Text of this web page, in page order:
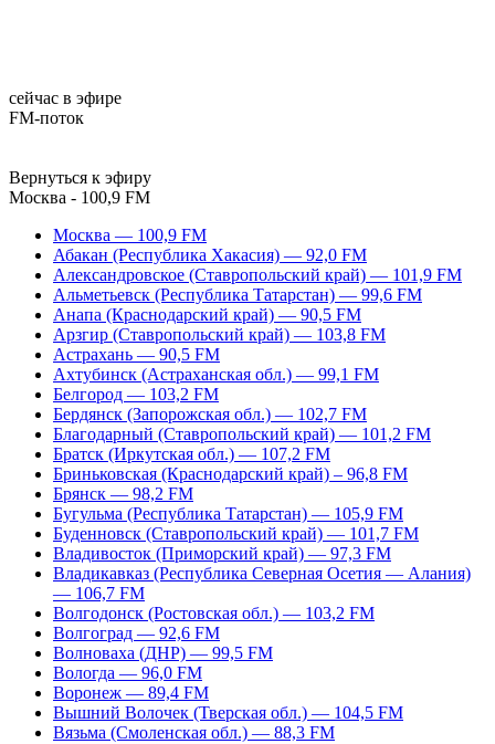
сейчас в эфире
FM-поток
Вернуться к эфиру
Москва - 100,9 FM
Москва — 100,9 FM
Абакан (Республика Хакасия) — 92,0 FM
Александровское (Ставропольский край) — 101,9 FM
Альметьевск (Республика Татарстан) — 99,6 FM
Анапа (Краснодарский край) — 90,5 FM
Арзгир (Ставропольский край) — 103,8 FM
Астрахань — 90,5 FM
Ахтубинск (Астраханская обл.) — 99,1 FM
Белгород — 103,2 FM
Бердянск (Запорожская обл.) — 102,7 FM
Благодарный (Ставропольский край) — 101,2 FM
Братск (Иркутская обл.) — 107,2 FM
Бриньковская (Краснодарский край) – 96,8 FM
Брянск — 98,2 FM
Бугульма (Республика Татарстан) — 105,9 FM
Буденновск (Ставропольский край) — 101,7 FM
Владивосток (Приморский край) — 97,3 FM
Владикавказ (Республика Северная Осетия — Алания)
— 106,7 FM
Волгодонск (Ростовская обл.) — 103,2 FM
Волгоград — 92,6 FM
Волноваха (ДНР) — 99,5 FM
Вологда — 96,0 FM
Воронеж — 89,4 FM
Вышний Волочек (Тверская обл.) — 104,5 FM
Вязьма (Смоленская обл.) — 88,3 FM